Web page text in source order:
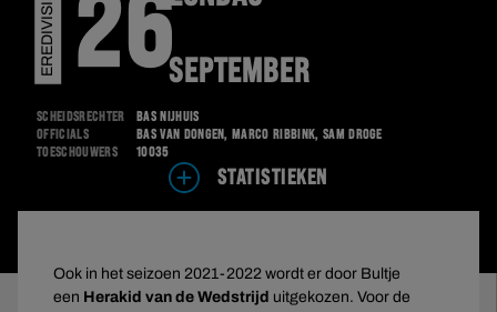
EREDIVISIE 26SEPTEMBER
Scheidsrechter
Bas Nijhuis
Officials
Bas van Dongen, Marco Ribbink, Sam Dröge
Toeschouwers
10035
STATISTIEKEN
Ook in het seizoen 2021-2022 wordt er door Bultje
een Herakid van de Wedstrijd uitgekozen. Voor de